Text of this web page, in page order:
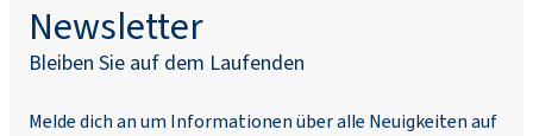
Newsletter
Bleiben Sie auf dem Laufenden
Melde dich an um Informationen über alle Neuigkeiten auf